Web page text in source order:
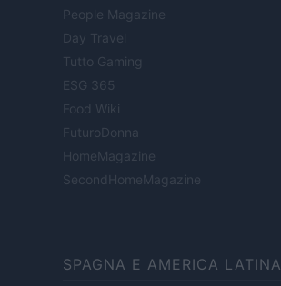
People Magazine
Day Travel
Tutto Gaming
ESG 365
Food Wiki
FuturoDonna
HomeMagazine
SecondHomeMagazine
SPAGNA E AMERICA LATINA